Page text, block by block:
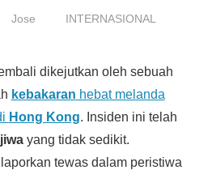
Jose INTERNASIONAL
dikejutkan oleh sebuah
kebakaran hebat melanda
Hong Kong. Insiden ini telah
yang tidak sedikit.
tewas dalam peristiwa